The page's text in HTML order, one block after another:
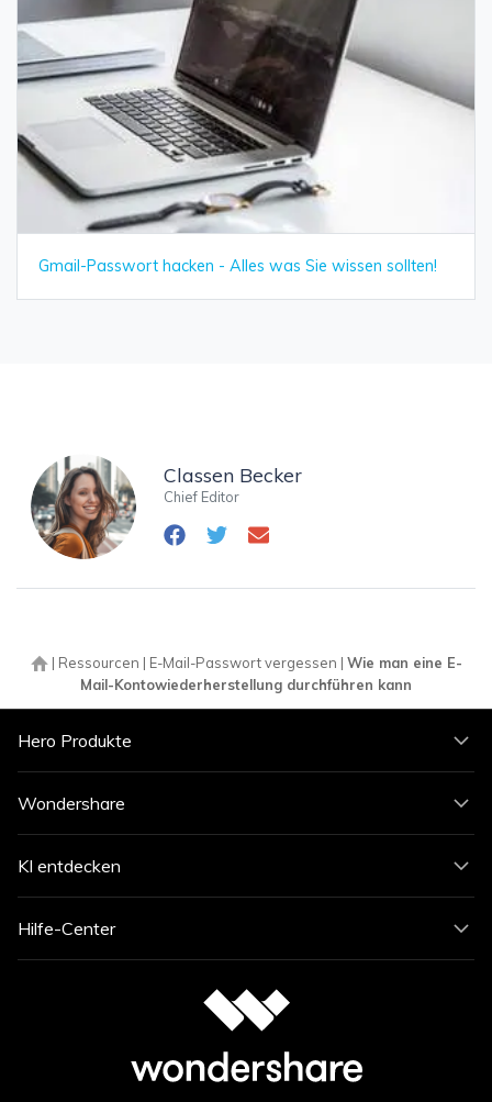
Gmail-Passwort hacken - Alles was Sie wissen sollten!
Classen Becker
Chief Editor
| Ressourcen | E-Mail-Passwort vergessen | Wie man eine E-
Mail-Kontowiederherstellung durchführen kann
Hero Produkte
Wondershare
KI entdecken
Hilfe-Center